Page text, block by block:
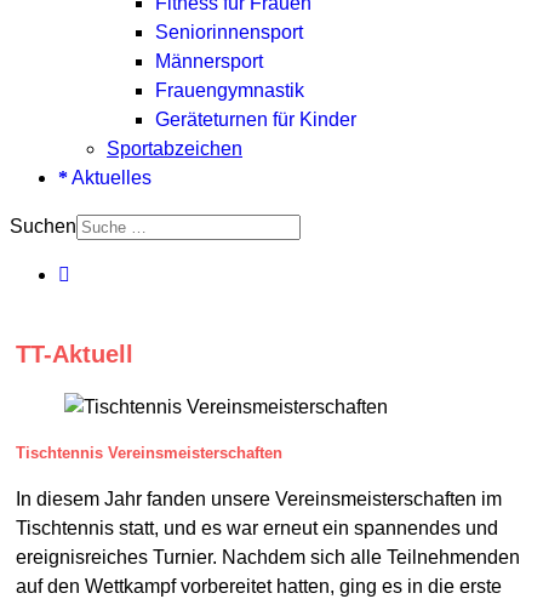
Seniorinnensport
Männersport
Frauengymnastik
Geräteturnen für Kinder
Sportabzeichen
Aktuelles
Suchen
TT-Aktuell
Tischtennis Vereinsmeisterschaften
In diesem Jahr fanden unsere Vereinsmeisterschaften im
Tischtennis statt, und es war erneut ein spannendes und
ereignisreiches Turnier. Nachdem sich alle Teilnehmenden
auf den Wettkampf vorbereitet hatten, ging es in die erste